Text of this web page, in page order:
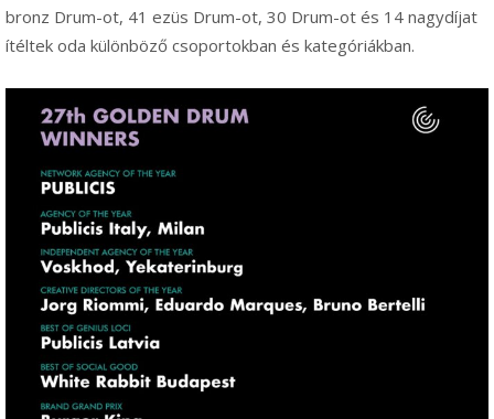
bronz Drum-ot, 41 ezüs Drum-ot, 30 Drum-ot és 14 nagydíjat
ítéltek oda különböző csoportokban és kategóriákban.